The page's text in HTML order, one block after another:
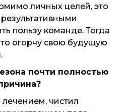
личных целей, это
пользу команде. Тогда
огорчу свою будущую
почти полностью
чистил